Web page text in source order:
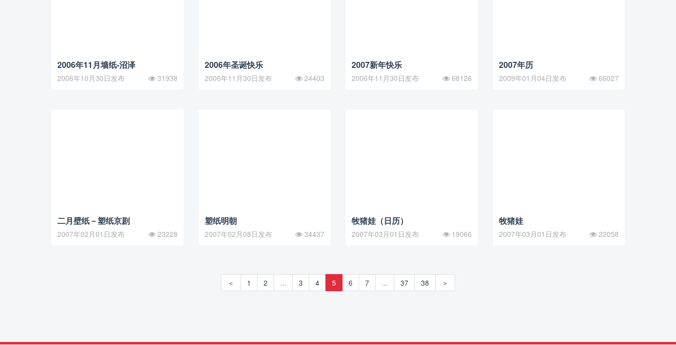
2006年11月墙纸-沼泽
2006年10月30日发布 31938
2006年圣诞快乐
2006年11月30日发布 24403
2007新年快乐
2006年11月30日发布 68126
2007年历
2009年01月04日发布 66027
二月壁纸－塑纸京剧
2007年02月01日发布 23228
塑纸明朝
2007年02月08日发布 34437
牧猪娃（日历）
2007年03月01日发布 19066
牧猪娃
2007年03月01日发布 22058
＜ 1 2 ... 3 4 5 6 7 ... 37 38 ＞